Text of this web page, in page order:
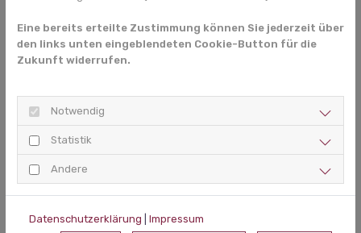
weitere Behandlungsmöglichkeiten in der Nutzung einer
Außenspange, einer sogenannten Delaire-Maske, durch die das
Wachstum des Oberkiefers gefördert werden soll. Nach einer
werden.
Bei Erwachsenen reicht eine Behandlung mittels Zahnspange
dann nicht aus, wenn der Unterbiss durch die Stellung des
Kiefers und nicht allein der Zähne bedingt ist. Für diese
kieferorthopädischen Therapie, in der Regel die einzige
Eine bereits erteilte Zustimmung können Sie jederzeit über
den links unten eingeblendeten Cookie-Button für die
Zukunft widerrufen.
Notwendig
Statistik
Andere
Datenschutzerklärung Impressum